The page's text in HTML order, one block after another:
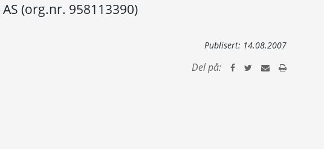
(org.nr. 958113390)
Publisert: 14.08.2007
Del på: